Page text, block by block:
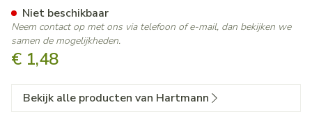
€ 1,48
Niet beschikbaar
Neem contact op met ons via telefoon of e-mail, dan bekijken we
samen de mogelijkheden.
Bekijk alle producten van Hartmann